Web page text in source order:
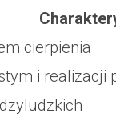
cierpienia
i realizacji